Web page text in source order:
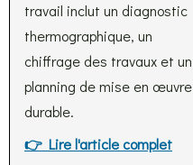
travail inclut un diagnostic
thermographique, un
chiffrage des travaux et un
planning de mise en œuvre
durable.
👉 Lire l'article complet